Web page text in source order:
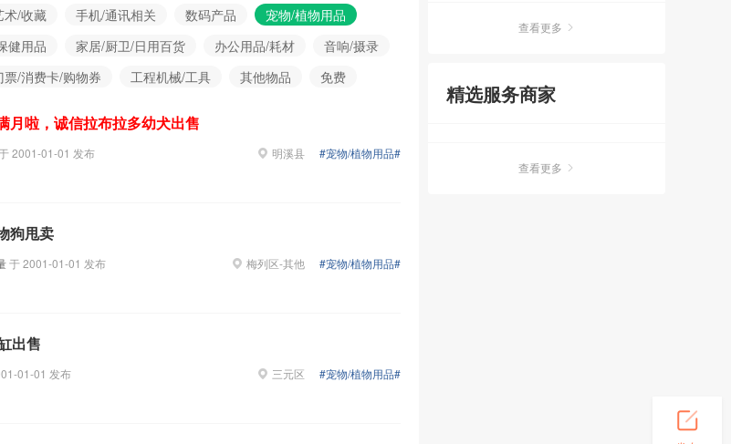
术/收藏 手机/通讯相关 数码产品
宠物/植物用品
健用品 家居/厨卫/日用百货 办公用品/耗材
音响/摄录
票/消费卡/购物券 工程机械/工具 其他物品 免费
月啦，诚信拉布拉多幼犬出售
2001-01-01 发布 明溪县 #宠物/植物用品#
狗甩卖
于2001-01-01 发布 梅列区-其他 #宠物/植物用品#
出售
01-01 发布 三元区 #宠物/植物用品#
查看更多
精选服务商家
查看更多